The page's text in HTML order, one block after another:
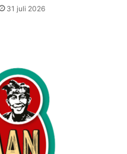
31 juli 2026